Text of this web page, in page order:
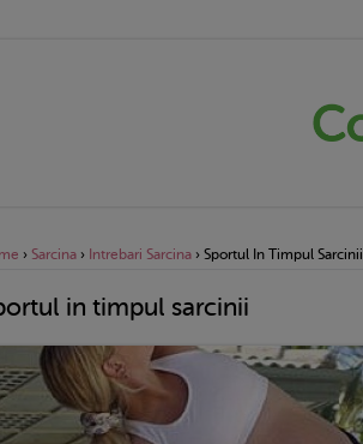
› Sarcina › Intrebari Sarcina › Sportul In Timpul Sarcinii
in timpul sarcinii